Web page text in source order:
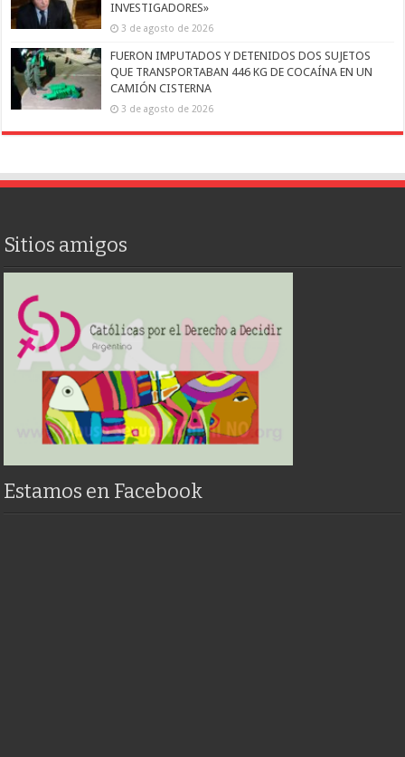
INVESTIGADORES»
3 de agosto de 2026
FUERON IMPUTADOS Y DETENIDOS DOS SUJETOS
QUE TRANSPORTABAN 446 KG DE COCAÍNA EN UN
CAMIÓN CISTERNA
3 de agosto de 2026
Sitios amigos
Estamos en Facebook